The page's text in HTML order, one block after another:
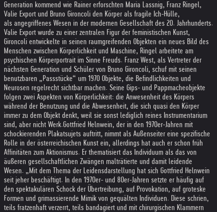
Generation kommend wie Rainer erforschten Maria Lassnig, Franz Ringel,
Valie Export und Bruno Gironcoli den Körper als fragile Ich-Hülle,
als angegriffenes Wesen in der modernen Gesellschaft des 20. Jahrhunderts.
Valie Export wurde zu einer zentralen Figur der feministischen Kunst,
Gironcoli entwickelte in seinen raumgreifenden Objekten ein neues Bild des
Menschen zwischen Körperlichkeit und Maschine, Ringel arbeitete am
psychischen Körperportrait im Sinne Freuds. Franz West, als Vertreter der
nächsten Generation und Schüler von Bruno Gironcoli, schuf mit seinen
benutzbaren „Passstücke“ um 1970 Objekte, die Befindlichkeiten und
Neurosen regelrecht sichtbar machen. Seine Gips- und Pappmacheobjekte
folgen zwei Aspekten von Körperlichkeit: die Anwesenheit des Körpers
während der Benutzung und die Abwesenheit, die sich quasi den Körper
immer zu dem Objekt denkt, weil sie sonst lediglich reines Instrumentarium
sind, aber nicht Werk.Gottfried Helnwein, der in den 1970er-Jahren mit
schockierenden Plakatsujets auftritt, nimmt als Außenseiter eine spezifische
Rolle in der österreichischen Kunst ein, allerdings hat auch er schon früh
Affinitäten zum Aktionismus. Er thematisiert das Individuum als das von
äußeren gesellschaftlichen Zwängen malträtierte und damit leidende
Wesen. „Mit dem Thema der Leidensdarstellung hat sich Gottfried Helnwein
seit jeher beschäftigt. In den 1970er- und 80er-Jahren setzte er häufig auf
den spektakulären Schock der Übertreibung, auf Provokation, auf groteske
Formen und grimassierende Mimik von gequälten Individuen. Diese schrien,
teils fratzenhaft verzerrt, teils bandagiert und mit chirurgischen Klammern